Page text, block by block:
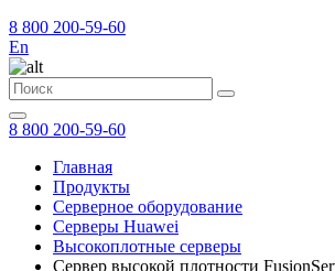
8 800 200-59-60
En
8 800 200-59-60
Главная
Продукты
Серверное оборудование
Серверы Huawei
Высокоплотные серверы
Сервер высокой плотности